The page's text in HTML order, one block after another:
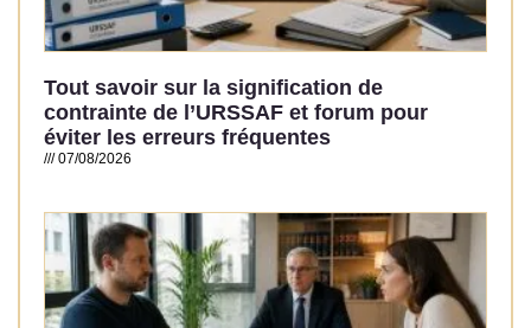
Tout savoir sur la signification de
contrainte de l’URSSAF et forum pour
éviter les erreurs fréquentes
07/08/2026